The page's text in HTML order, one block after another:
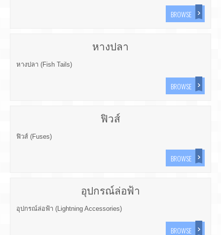
BROWSE
หางปลา
หางปลา (Fish Tails)
BROWSE
ฟิวส์
ฟิวส์ (Fuses)
BROWSE
อุปกรณ์ล่อฟ้า
อุปกรณ์ล่อฟ้า (Lightning Accessories)
BROWSE